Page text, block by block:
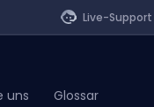
Live-Support
uns Glossar